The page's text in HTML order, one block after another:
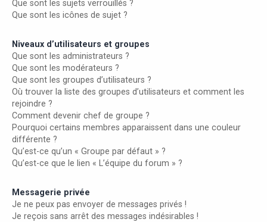
Que sont les sujets verrouillés ?
Que sont les icônes de sujet ?
Niveaux d’utilisateurs et groupes
Que sont les administrateurs ?
Que sont les modérateurs ?
Que sont les groupes d’utilisateurs ?
Où trouver la liste des groupes d’utilisateurs et comment les
rejoindre ?
Comment devenir chef de groupe ?
Pourquoi certains membres apparaissent dans une couleur
différente ?
Qu’est-ce qu’un « Groupe par défaut » ?
Qu’est-ce que le lien « L’équipe du forum » ?
Messagerie privée
Je ne peux pas envoyer de messages privés !
Je reçois sans arrêt des messages indésirables !